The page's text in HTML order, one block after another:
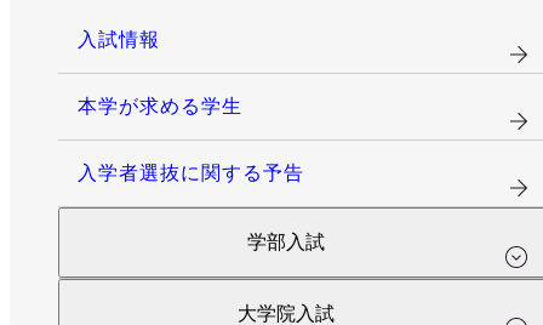
入試情報
本学が求める学生
入学者選抜に関する予告
学部入試
大学院入試